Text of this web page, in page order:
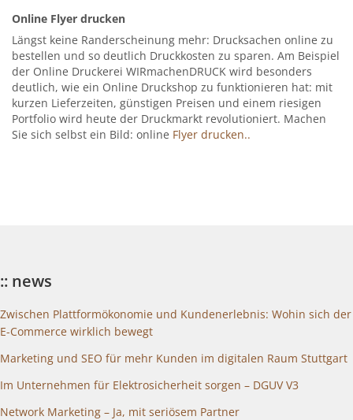
Online Flyer drucken
Längst keine Randerscheinung mehr: Drucksachen online zu
bestellen und so deutlich Druckkosten zu sparen. Am Beispiel
der Online Druckerei WIRmachenDRUCK wird besonders
deutlich, wie ein Online Druckshop zu funktionieren hat: mit
kurzen Lieferzeiten, günstigen Preisen und einem riesigen
Portfolio wird heute der Druckmarkt revolutioniert. Machen
Sie sich selbst ein Bild: online Flyer drucken..
:: news
Zwischen Plattformökonomie und Kundenerlebnis: Wohin sich der
E-Commerce wirklich bewegt
Marketing und SEO für mehr Kunden im digitalen Raum Stuttgart
Im Unternehmen für Elektrosicherheit sorgen – DGUV V3
Network Marketing – Ja, mit seriösem Partner